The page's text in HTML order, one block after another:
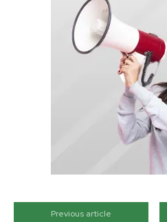
Previous article